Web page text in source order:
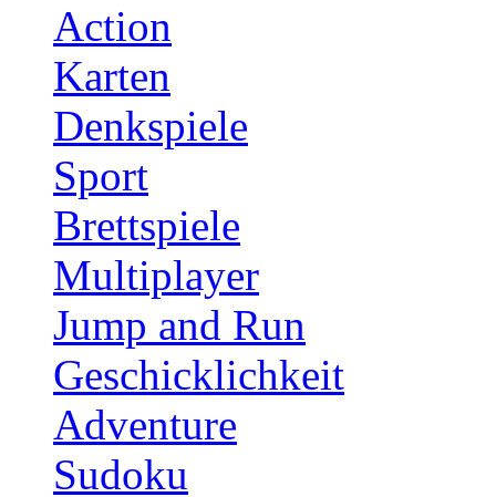
Action
Karten
Denkspiele
Sport
Brettspiele
Multiplayer
Jump and Run
Geschicklichkeit
Adventure
Sudoku